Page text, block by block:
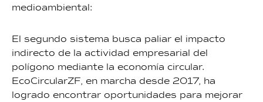
medioambiental:
El segundo sistema busca paliar el impacto
indirecto de la actividad empresarial del
polígono mediante la economía circular.
EcoCircularZF, en marcha desde 2017, ha
logrado encontrar oportunidades para mejorar